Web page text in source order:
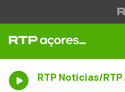
RTP Noticias/RTP